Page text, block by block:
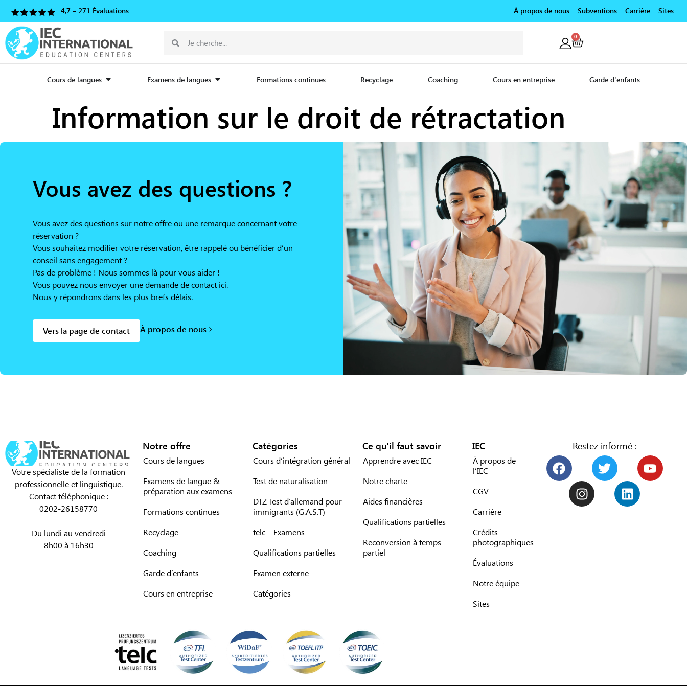
4,7 – 271 Évaluations À propos de nous Subventions Carrière Sites
0
Cours de langues Examens de langues Formations continues Recyclage Coaching Cours en entreprise Garde d'enfants
Information sur le droit de rétractation
Vous avez des questions ?
Vous avez des questions sur notre offre ou une remarque concernant votre
réservation ?
Vous souhaitez modifier votre réservation, être rappelé ou bénéficier d’un
conseil sans engagement ?
Pas de problème ! Nous sommes là pour vous aider !
Vous pouvez nous envoyer une demande de contact ici.
Nous y répondrons dans les plus brefs délais.
Vers la page de contact À propos de nous
Votre spécialiste de la formation
professionnelle et linguistique.
Contact téléphonique :
0202-26158770
Du lundi au vendredi
8h00 à 16h30
Notre offre
Cours de langues
Examens de langue &
préparation aux examens
Formations continues
Recyclage
Coaching
Garde d’enfants
Cours en entreprise
Catégories
Cours d’intégration général
Test de naturalisation
DTZ Test d’allemand pour
immigrants (G.A.S.T)
telc – Examens
Qualifications partielles
Examen externe
Catégories
Ce qu'il faut savoir
Apprendre avec IEC
Notre charte
Aides financières
Qualifications partielles
Reconversion à temps
partiel
IEC
À propos de
l’IEC
CGV
Carrière
Crédits
photographiques
Évaluations
Notre équipe
Sites
Restez informé :